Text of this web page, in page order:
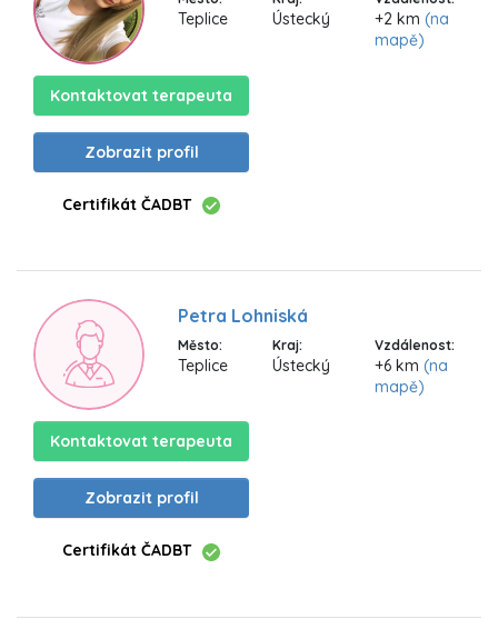
Teplice Ústecký +2 km (na
mapě)
Kontaktovat terapeuta
Zobrazit profil
Certifikát ČADBT
Petra Lohniská
Město:
Teplice
Kraj:
Ústecký
Vzdálenost:
+6 km (na
mapě)
Kontaktovat terapeuta
Zobrazit profil
Certifikát ČADBT